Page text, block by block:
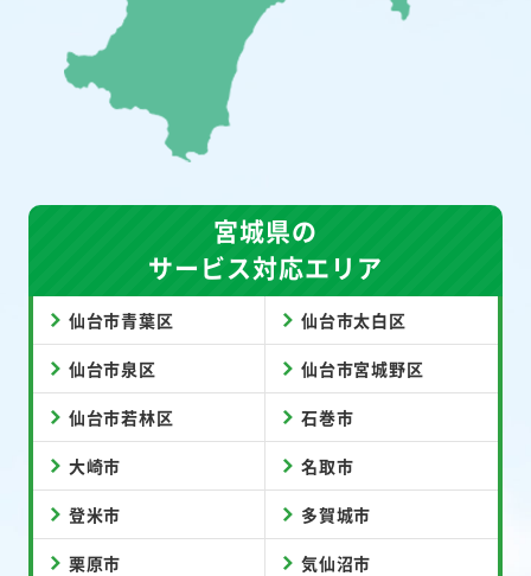
宮城県の
サービス対応エリア
仙台市青葉区 仙台市太白区
仙台市泉区 仙台市宮城野区
仙台市若林区 石巻市
大崎市 名取市
登米市 多賀城市
栗原市 気仙沼市